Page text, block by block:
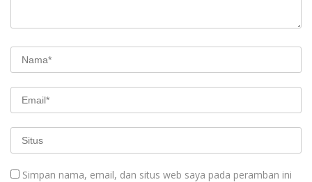
Simpan nama, email, dan situs web saya pada peramban ini